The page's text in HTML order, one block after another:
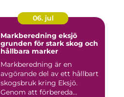
06. jul
Markberedning eksjö
grunden för stark skog och
hållbara marker
Markberedning är en
avgörande del av ett hållbart
skogsbruk kring Eksjö.
Genom att förbereda